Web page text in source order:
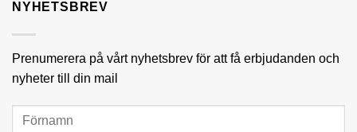
NYHETSBREV
Prenumerera på vårt nyhetsbrev för att få erbjudanden och
nyheter till din mail